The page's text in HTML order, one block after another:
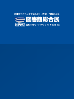
ー
用
メ